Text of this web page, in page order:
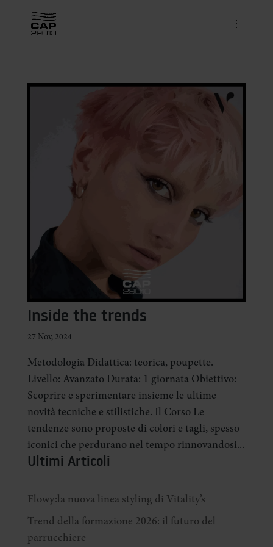
Inside the trends
27 Nov, 2024
Metodologia Didattica: teorica, poupette.
Livello: Avanzato Durata: 1 giornata Obiettivo:
Scoprire e sperimentare insieme le ultime
novità tecniche e stilistiche. Il Corso Le
tendenze sono proposte di colori e tagli, spesso
iconici che perdurano nel tempo rinnovandosi...
Ultimi Articoli
Flowy:la nuova linea styling di Vitality’s
Trend della formazione 2026: il futuro del
parrucchiere